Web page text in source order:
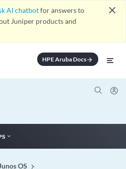
AI chatbotfor answers to
Juniper products and
close
HPE Aruba Docsarrow_forward
OS